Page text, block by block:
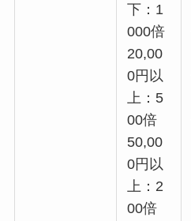
下：1
000倍
20,00
0円以
上：5
00倍
50,00
0円以
上：2
00倍